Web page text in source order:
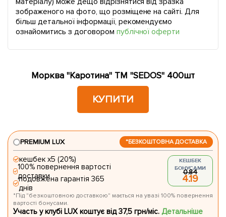
зображеного на фото, що розміщене на сайті. Для
більш детальної інформації, рекомендуємо
ознайомитись з договором публічної оферти
Морква "Каротина" ТМ "SEDOS" 400шт
КУПИТИ
*БЕЗКОШТОВНА ДОСТАВКА
PREMIUM LUX
кешбек х5 (20%)
100% повернення вартості
доставки
подовжена гарантія 365
днів
КЕШБЕК
БОНУСАМИ
0.84
4.19
*Під "безкоштовною доставкою" мається на увазі 100% повернення
вартості бонусами.
Участь у клубі LUX коштує від 37,5 грн/міс.Детальніше